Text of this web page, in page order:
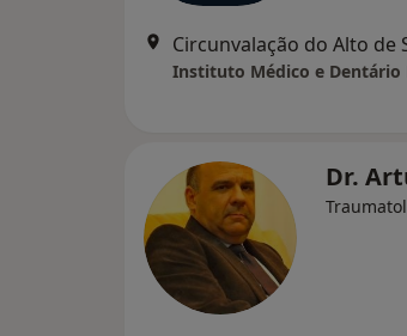
Instituto Médico e Dentário
Dr.